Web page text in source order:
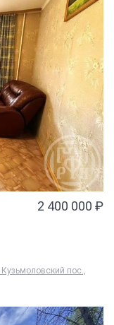
2 400 000 ₽
пос.,